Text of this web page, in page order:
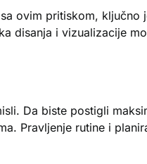
ovim pritiskom, ključno
disanja i vizualizacije
Da biste postigli
Pravljenje rutine i